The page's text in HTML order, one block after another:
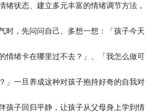
绪状态、建立多元丰富的情绪调节方法，
时，先问问自己、多想一想：「孩子今天
情绪卡在哪里过不去？」、「我怎么做可
」一旦养成这种对孩子抱持好奇的自我对
孩子回归平静，让孩子从父母身上学到情